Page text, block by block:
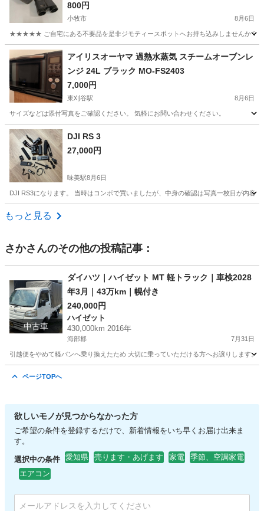
800円
小牧市 8月6日
★★★★★ ご自宅にある不要品を是非ジモティースポットへお持ち込みしませんか？
愛知 小牧市 望遠鏡、顕微鏡 POWER
アイリスオーヤマ 過熱水蒸気 スチームオーブンレ
ンジ 24L ブラック MO-FS2403
7,000円
東刈谷駅 8月6日
サイズなどは添付写真をご確認ください。 気軽にお問い合わせください。
愛知 知立市
DJI RS 3
27,000円
味美駅8月6日
DJI RS3になります。 当時はコンボで買いましたが、中身の確認は写真一枚目が内容
愛知 春日井市
もっと見る
さかさんのその他の投稿記事：
中古車
ダイハツ｜ハイゼット MT 軽トラック｜車検2028
年3月｜43万km｜幌付き
240,000円
ハイゼット
430,000km 2016年
海部郡 7月31日
引越便をやめて軽バンへ乗り換えたため 大切に乗っていただける方へお譲りします
ページTOPへ
欲しいモノが見つからなかった方
ご希望の条件を登録するだけで、新着情報をいち早くお届け出来ま
す。
選択中の条件 愛知県 売ります・あげます 家電
季節、空調家電
エアコン